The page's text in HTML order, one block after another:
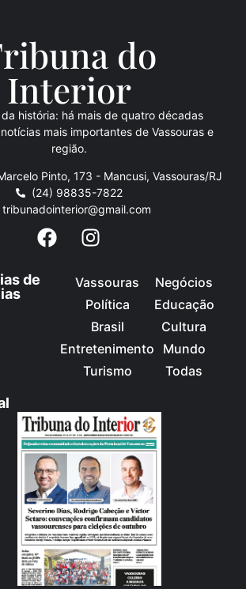
do
Interior
história: há mais de quatro décadas
mais importantes de Vassouras e
região.
Pinto, 173 - Mancusi, Vassouras/RJ
(24) 98835-7822
tribunadointerior@gmail.com
de
Vassouras
Política
Brasil
Entretenimento
Turismo
Negócios
Educação
Cultura
Mundo
Todas